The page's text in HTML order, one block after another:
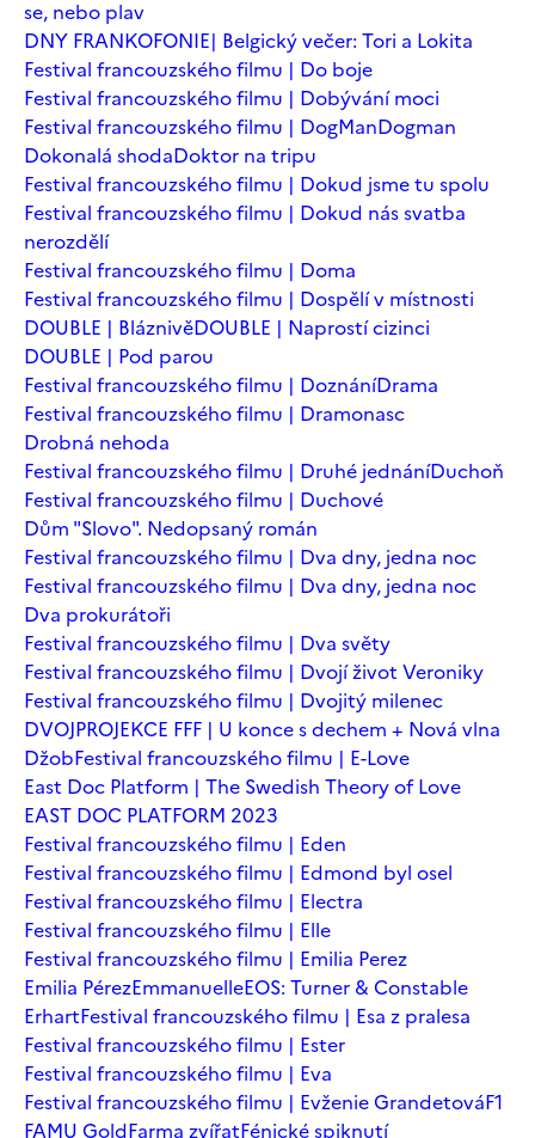
se, nebo plav
DNY FRANKOFONIE| Belgický večer: Tori a Lokita
Festival francouzského filmu | Do boje
Festival francouzského filmu | Dobývání moci
Festival francouzského filmu | DogManDogman
Dokonalá shodaDoktor na tripu
Festival francouzského filmu | Dokud jsme tu spolu
Festival francouzského filmu | Dokud nás svatba
nerozdělí
Festival francouzského filmu | Doma
Festival francouzského filmu | Dospělí v místnosti
DOUBLE | BláznivěDOUBLE | Naprostí cizinci
DOUBLE | Pod parou
Festival francouzského filmu | DoznáníDrama
Festival francouzského filmu | Dramonasc
Drobná nehoda
Festival francouzského filmu | Druhé jednáníDuchoň
Festival francouzského filmu | Duchové
Dům "Slovo". Nedopsaný román
Festival francouzského filmu | Dva dny, jedna noc
Festival francouzského filmu | Dva dny, jedna noc
Dva prokurátoři
Festival francouzského filmu | Dva světy
Festival francouzského filmu | Dvojí život Veroniky
Festival francouzského filmu | Dvojitý milenec
DVOJPROJEKCE FFF | U konce s dechem + Nová vlna
DžobFestival francouzského filmu | E-Love
East Doc Platform | The Swedish Theory of Love
EAST DOC PLATFORM 2023
Festival francouzského filmu | Eden
Festival francouzského filmu | Edmond byl osel
Festival francouzského filmu | Electra
Festival francouzského filmu | Elle
Festival francouzského filmu | Emilia Perez
Emilia PérezEmmanuelleEOS: Turner & Constable
ErhartFestival francouzského filmu | Esa z pralesa
Festival francouzského filmu | Ester
Festival francouzského filmu | Eva
Festival francouzského filmu | Evženie GrandetováF1
FAMU GoldFarma zvířatFénické spiknutí